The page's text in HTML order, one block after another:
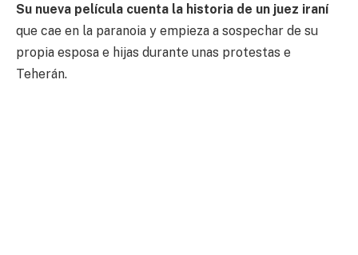
Su nueva película cuenta la historia de un juez iraní
que cae en la paranoia y empieza a sospechar de su
propia esposa e hijas durante unas protestas e
Teherán.